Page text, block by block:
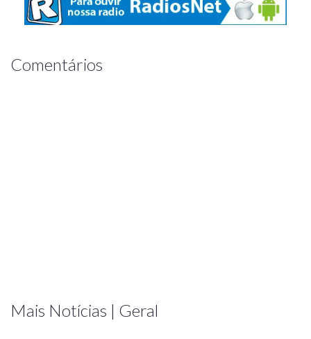
Comentários
Mais Notícias | Geral